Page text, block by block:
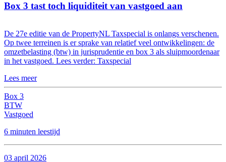
Box 3 tast toch liquiditeit van vastgoed aan
De 27e editie van de PropertyNL Taxspecial is onlangs verschenen.
Op twee terreinen is er sprake van relatief veel ontwikkelingen: de
omzetbelasting (btw) in jurisprudentie en box 3 als sluipmoordenaar
in het vastgoed. Lees verder: Taxspecial
Lees meer
Box 3
BTW
Vastgoed
6 minuten leestijd
03 april 2026